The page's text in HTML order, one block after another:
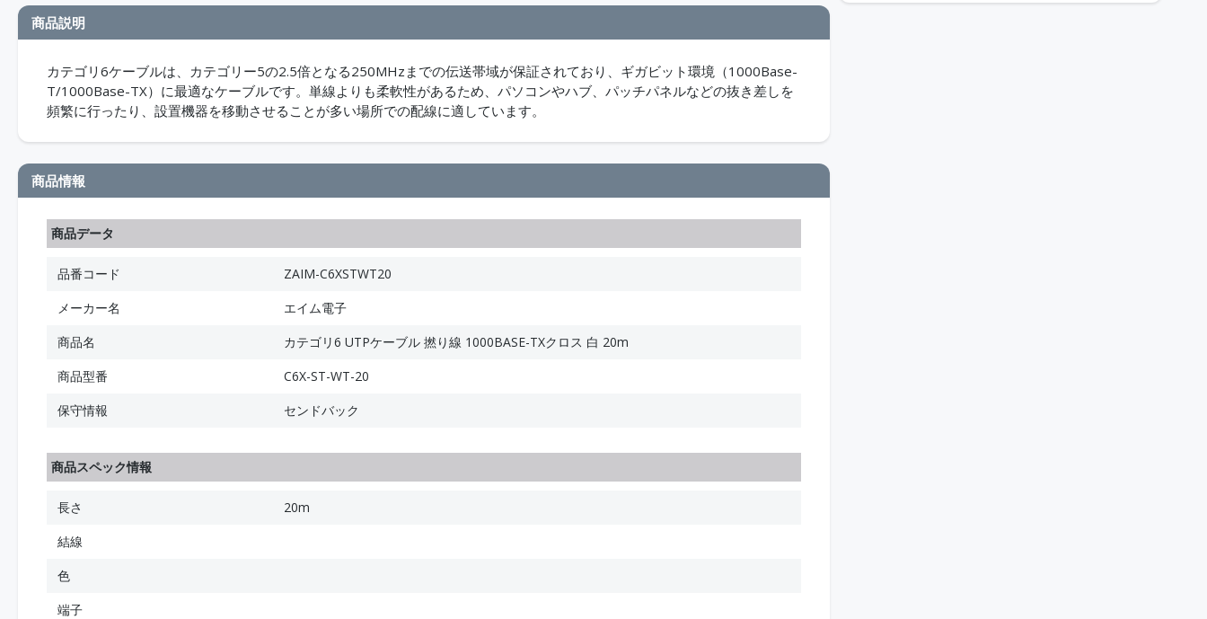
商品説明
カテゴリ6ケーブルは、カテゴリー5の2.5倍となる250MHzまでの伝送帯域が保証されており、ギガビット環境（1000Base-
T/1000Base-TX）に最適なケーブルです。単線よりも柔軟性があるため、パソコンやハブ、パッチパネルなどの抜き差しを
頻繁に行ったり、設置機器を移動させることが多い場所での配線に適しています。
商品情報
商品データ
品番コード
ZAIM-C6XSTWT20
メーカー名
エイム電子
商品名
カテゴリ6 UTPケーブル 撚り線 1000BASE-TXクロス 白 20m
商品型番
C6X-ST-WT-20
保守情報
センドバック
商品スペック情報
長さ
20m
結線
色
端子